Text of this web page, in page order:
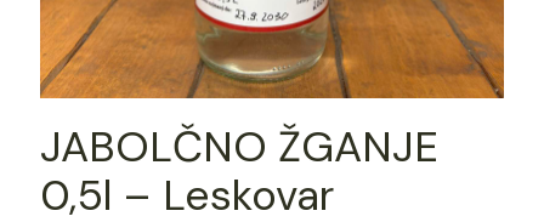
JABOLČNO ŽGANJE
0,5l – Leskovar